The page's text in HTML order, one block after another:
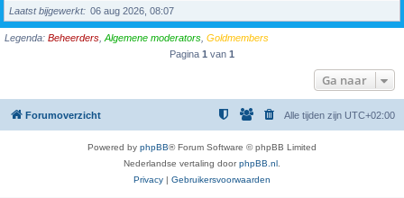
Laatst bijgewerkt
06 aug 2026, 08:07
Legenda: Beheerders Algemene moderators Goldmembers
Pagina 1 van 1
Ga naar
Forumoverzicht Alle tijden zijn UTC+02:00
Powered by phpBB® Forum Software © phpBB Limited
Nederlandse vertaling doorphpBB.nl
Privacy | Gebruikersvoorwaarden